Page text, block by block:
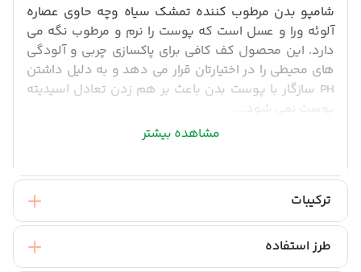
شامپو بدن مرطوب کننده تمشک سیاه وچه حاوی عصاره
آلوئه ورا و عسل است که پوست را نرم و مرطوب نگه می
دارد. این محصول کف کافی برای پاکسازی چربی و آلودگی
های محیطی را در اختیارتان قرار می دهد و به دلیل داشتن
PH سازگار با پوست بدن باعث بر هم زدن تعادل اسیدیته
پوست نمی شود....
مشاهده بیشتر
ترکیبات
طرز استفاده